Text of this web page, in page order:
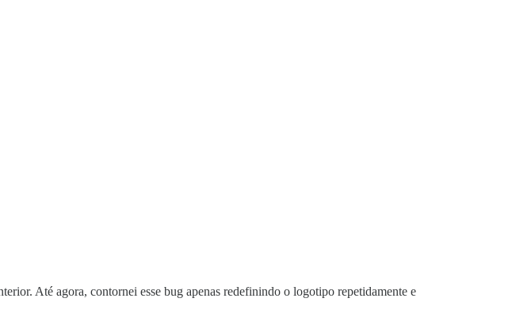
Até agora, contornei esse bug apenas redefinindo o logotipo repetidamente e